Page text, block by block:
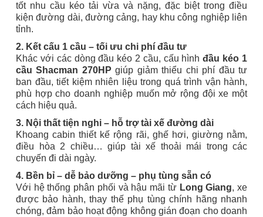
tốt nhu cầu kéo tải vừa và nặng, đặc biệt trong điều
kiện đường dài, đường cảng, hay khu công nghiệp liên
tỉnh.
2. Kết cấu 1 cầu – tối ưu chi phí đầu tư
Khác với các dòng đầu kéo 2 cầu, cấu hìnhđầu kéo 1
cầu Shacman 270HP giúp giảm thiểu chi phí đầu tư
ban đầu, tiết kiệm nhiên liệu trong quá trình vận hành,
phù hợp cho doanh nghiệp muốn mở rộng đội xe một
cách hiệu quả.
3. Nội thất tiện nghi – hỗ trợ tài xế đường dài
Khoang cabin thiết kế rộng rãi, ghế hơi, giường nằm,
điều hòa 2 chiều… giúp tài xế thoải mái trong các
chuyến đi dài ngày.
4. Bền bỉ – dễ bảo dưỡng – phụ tùng sẵn có
Với hệ thống phân phối và hậu mãi từ Long Giang, xe
được bảo hành, thay thế phụ tùng chính hãng nhanh
chóng, đảm bảo hoạt động không gián đoạn cho doanh